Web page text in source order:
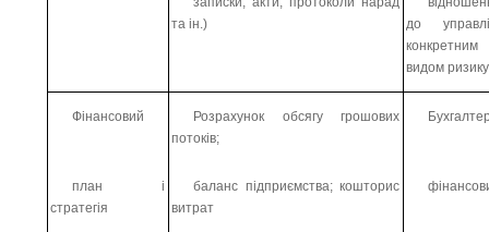
та ін.)
до
конкретним
видом ризику
Фінансовий
Розрахунок обсягу грошових
потоків;
план і
стратегія
баланс підприємства; кошторис
витрат